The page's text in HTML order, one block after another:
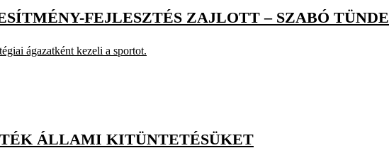
FEJLESZTÉS ZAJLOTT – SZABÓ TÜNDE
ágazatként kezeli a sportot.
ÁLLAMI KITÜNTETÉSÜKET